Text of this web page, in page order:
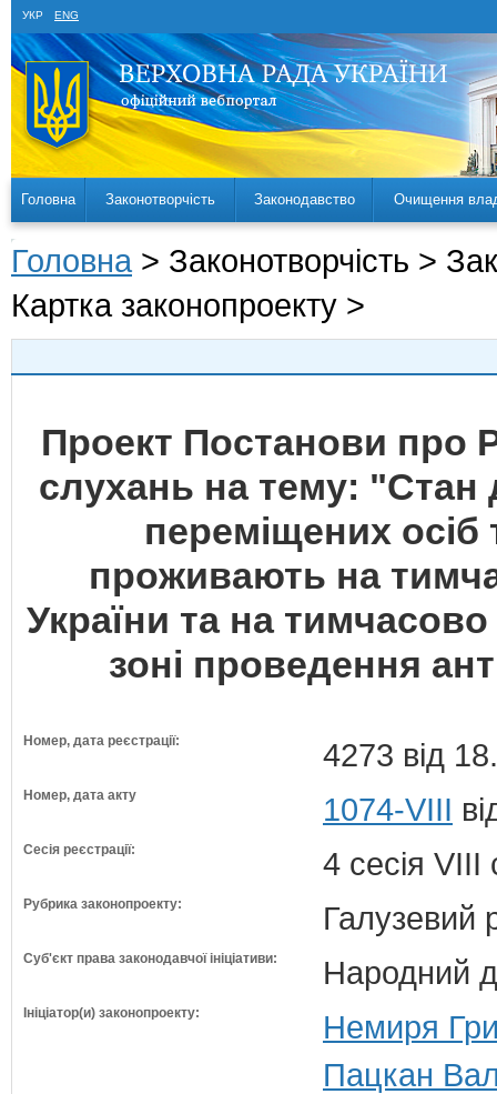
УКР ENG
Головна Законотворчість Законодавство Очищення
Головна > Законотворчість >
Картка законопроекту >
Проект Постанови про
слухань на тему:
переміщених осіб
проживають на
України та на
зоні проведення
Номер, дата реєстрації: 4273 від
Номер, дата акту 1074-VIII
Сесія реєстрації: 4 сесія VIII
Рубрика законопроекту: Галузевий
Суб'єкт права законодавчої ініціативи: Народний
Ініціатор(и) законопроекту:
Немиря
Пацкан